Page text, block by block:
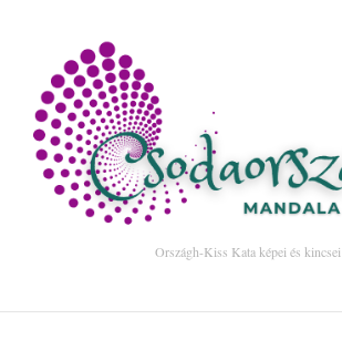
Országh-Kiss Kata képei és kincsei